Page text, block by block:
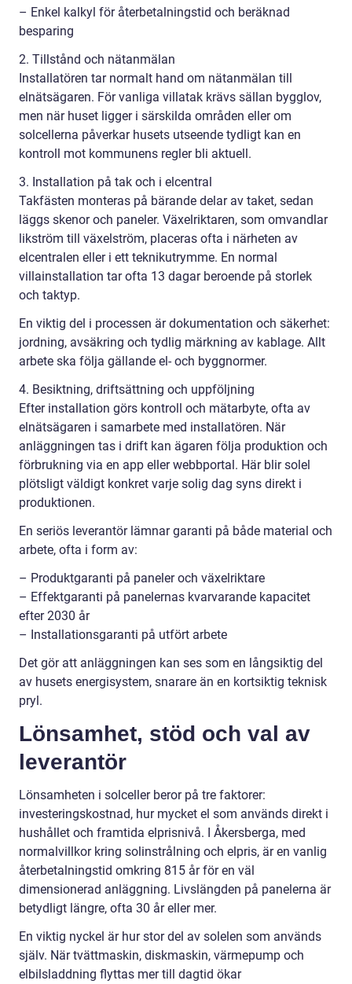
– Enkel kalkyl för återbetalningstid och beräknad
besparing
2. Tillstånd och nätanmälan
Installatören tar normalt hand om nätanmälan till
elnätsägaren. För vanliga villatak krävs sällan bygglov,
men när huset ligger i särskilda områden eller om
solcellerna påverkar husets utseende tydligt kan en
kontroll mot kommunens regler bli aktuell.
3. Installation på tak och i elcentral
Takfästen monteras på bärande delar av taket, sedan
läggs skenor och paneler. Växelriktaren, som omvandlar
likström till växelström, placeras ofta i närheten av
elcentralen eller i ett teknikutrymme. En normal
villainstallation tar ofta 13 dagar beroende på storlek
och taktyp.
En viktig del i processen är dokumentation och säkerhet:
jordning, avsäkring och tydlig märkning av kablage. Allt
arbete ska följa gällande el- och byggnormer.
4. Besiktning, driftsättning och uppföljning
Efter installation görs kontroll och mätarbyte, ofta av
elnätsägaren i samarbete med installatören. När
anläggningen tas i drift kan ägaren följa produktion och
förbrukning via en app eller webbportal. Här blir solel
plötsligt väldigt konkret varje solig dag syns direkt i
produktionen.
En seriös leverantör lämnar garanti på både material och
arbete, ofta i form av:
– Produktgaranti på paneler och växelriktare
– Effektgaranti på panelernas kvarvarande kapacitet
efter 2030 år
– Installationsgaranti på utfört arbete
Det gör att anläggningen kan ses som en långsiktig del
av husets energisystem, snarare än en kortsiktig teknisk
pryl.
Lönsamhet, stöd och val av
leverantör
Lönsamheten i solceller beror på tre faktorer:
investeringskostnad, hur mycket el som används direkt i
hushållet och framtida elprisnivå. I Åkersberga, med
normalvillkor kring solinstrålning och elpris, är en vanlig
återbetalningstid omkring 815 år för en väl
dimensionerad anläggning. Livslängden på panelerna är
betydligt längre, ofta 30 år eller mer.
En viktig nyckel är hur stor del av solelen som används
själv. När tvättmaskin, diskmaskin, värmepump och
elbilsladdning flyttas mer till dagtid ökar